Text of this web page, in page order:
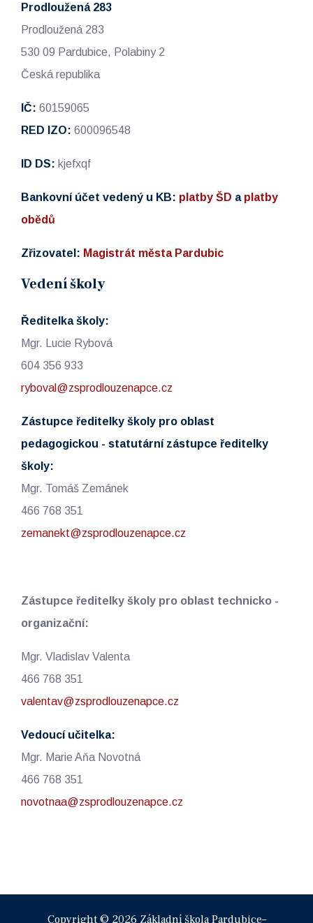
Prodloužená 283
Prodloužená 283
530 09 Pardubice, Polabiny 2
Česká republika
IČ: 60159065
RED IZO: 600096548
ID DS: kjefxqf
Bankovní účet vedený u KB: platby ŠD a platby
obědů
Zřizovatel: Magistrát města Pardubic
Vedení školy
Ředitelka školy:
Mgr. Lucie Rybová
604 356 933
ryboval@zsprodlouzenapce.cz
Zástupce ředitelky školy pro oblast
pedagogickou - statutární zástupce ředitelky
školy:
Mgr. Tomáš Zemánek
466 768 351
zemanekt@zsprodlouzenapce.cz
Zástupce ředitelky školy pro oblast technicko -
organizační:
Mgr. Vladislav Valenta
466 768 351
valentav@zsprodlouzenapce.cz
Vedoucí učitelka:
Mgr. Marie Aňa Novotná
466 768 351
novotnaa@zsprodlouzenapce.cz
Copyright © 2026 Základní škola Pardubice–